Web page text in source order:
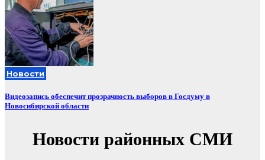
Новости
Видеозапись обеспечит прозрачность выборов в Госдуму в
Новосибирской области